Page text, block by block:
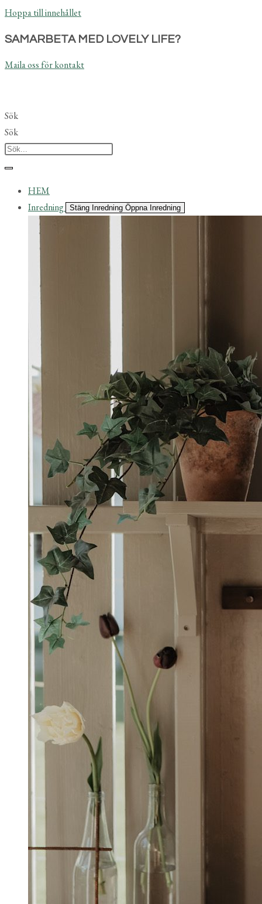
Hoppa till innehållet
SAMARBETA MED LOVELY LIFE?
Maila oss för kontakt
Sök
Sök
HEM
Inredning
Stäng Inredning Öppna Inredning